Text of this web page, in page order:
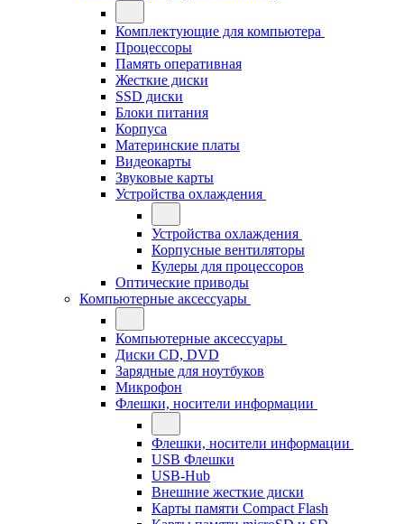
Комплектующие для компьютера
Процессоры
Память оперативная
Жесткие диски
SSD диски
Блоки питания
Корпуса
Материнские платы
Видеокарты
Звуковые карты
Устройства охлаждения
Устройства охлаждения
Корпусные вентиляторы
Кулеры для процессоров
Оптические приводы
Компьютерные аксессуары
Компьютерные аксессуары
Диски CD, DVD
Зарядные для ноутбуков
Микрофон
Флешки, носители информации
Флешки, носители информации
USB Флешки
USB-Hub
Внешние жесткие диски
Карты памяти Compact Flash